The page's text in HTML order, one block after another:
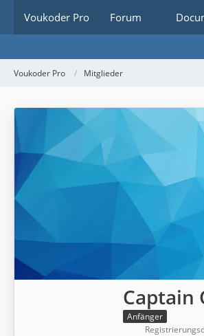
Voukoder Pro Forum
Voukoder Pro Mitglieder
Captain
Anfänger